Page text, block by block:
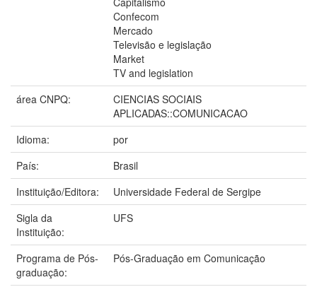
Confecom
Mercado
Televisão e legislação
Market
TV and legislation
área CNPQ:
CIENCIAS SOCIAIS
APLICADAS::COMUNICACAO
Idioma:
por
País:
Brasil
Instituição/Editora:
Universidade Federal de Sergipe
Sigla da
Instituição:
UFS
Programa de Pós-
graduação:
Pós-Graduação em Comunicação